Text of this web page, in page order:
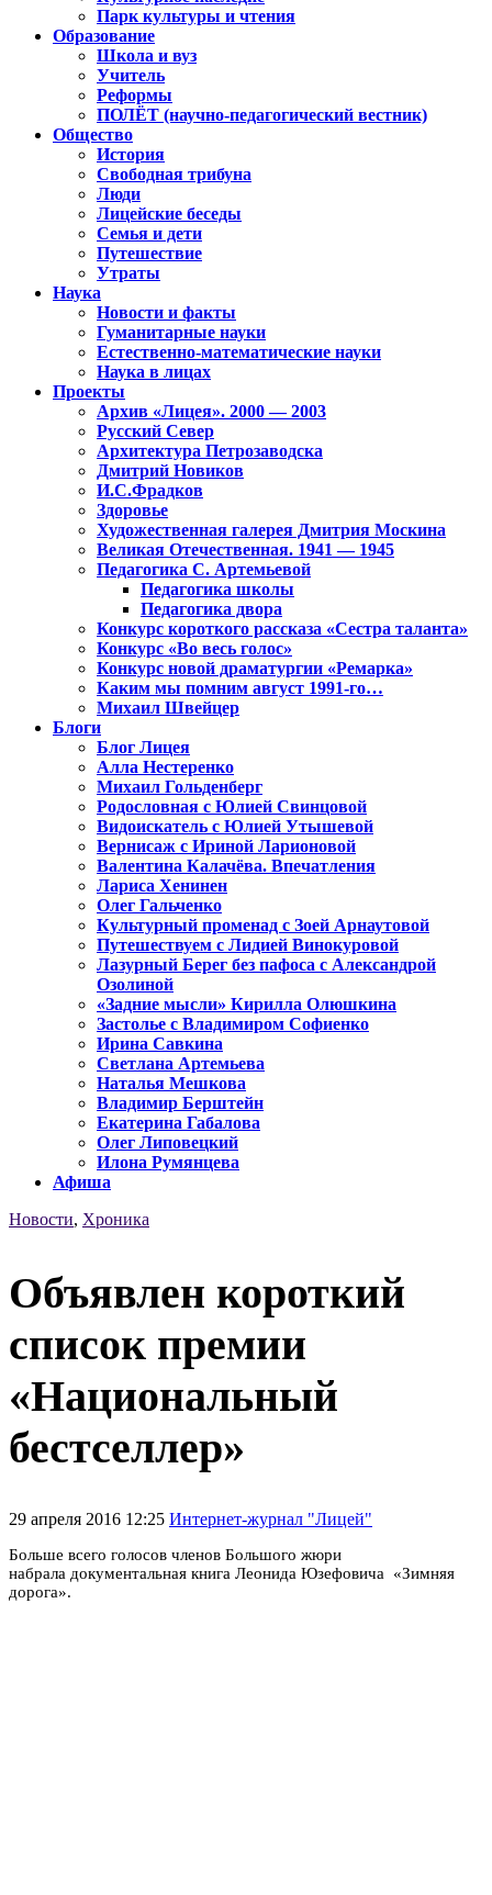
Парк культуры и чтения
Образование
Школа и вуз
Учитель
Реформы
ПОЛЁТ (научно-педагогический вестник)
Общество
История
Свободная трибуна
Люди
Лицейские беседы
Семья и дети
Путешествие
Утраты
Наука
Новости и факты
Гуманитарные науки
Естественно-математические науки
Наука в лицах
Проекты
Архив «Лицея». 2000 — 2003
Русский Север
Архитектура Петрозаводска
Дмитрий Новиков
И.С.Фрадков
Здоровье
Художественная галерея Дмитрия Москина
Великая Отечественная. 1941 — 1945
Педагогика С. Артемьевой
Педагогика школы
Педагогика двора
Конкурс короткого рассказа «Сестра таланта»
Конкурс «Во весь голос»
Конкурс новой драматургии «Ремарка»
Каким мы помним август 1991-го…
Михаил Швейцер
Блоги
Блог Лицея
Алла Нестеренко
Михаил Гольденберг
Родословная с Юлией Свинцовой
Видоискатель с Юлией Утышевой
Вернисаж с Ириной Ларионовой
Валентина Калачёва. Впечатления
Лариса Хенинен
Олег Гальченко
Культурный променад с Зоей Арнаутовой
Путешествуем с Лидией Винокуровой
Лазурный Берег без пафоса с Александрой
Озолиной
«Задние мысли» Кирилла Олюшкина
Застолье с Владимиром Софиенко
Ирина Савкина
Светлана Артемьева
Наталья Мешкова
Владимир Берштейн
Екатерина Габалова
Олег Липовецкий
Илона Румянцева
Афиша
Новости, Хроника
Объявлен короткий
список премии
«Национальный
бестселлер»
29 апреля 2016 12:25 Интернет-журнал "Лицей"
Больше всего голосов членов Большого жюри
набрала документальная книга Леонида Юзефовича «Зимняя
дорога».